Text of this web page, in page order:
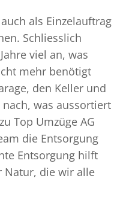
als Einzelauftrag
Schliesslich
viel an, was
mehr benötigt
den Keller und
was aussortiert
Top Umzüge AG
die Entsorgung
Entsorgung hilft
Natur, die wir alle